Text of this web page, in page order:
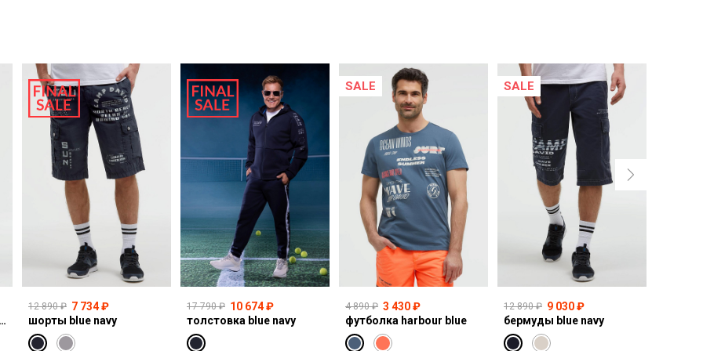
джинсы NI:CO:R611 light vintage print jogg
12 890 ₽ 7 734 ₽
шорты blue navy
17 790 ₽ 10 674 ₽
толстовка blue navy
SALE
4 890 ₽ 3 430 ₽
футболка harbour blue
SALE
12 890 ₽ 9 030 ₽
бермуды blue navy